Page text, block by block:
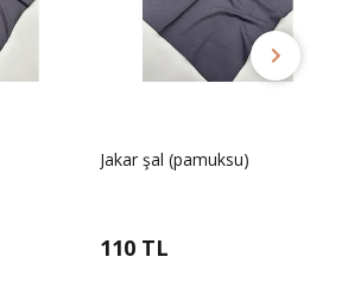
Jakar şal (pamuksu)
110 TL